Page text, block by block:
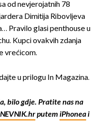
od nevjerojatnih 78
Dimitija Ribovljeva
Pravilo glasi penthouse u
Kupci ovakvih zdanja
vrećicom.
u prilogu In Magazina.
bilo gdje. Pratite nas na
putem iPhoneai